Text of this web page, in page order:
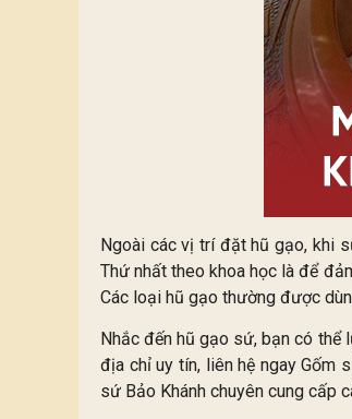
Ngoài các vị trí đặt hũ gạo, khi
Thứ nhất theo khoa học là để
Các loại hũ gạo thường được
Nhắc đến hũ gạo sứ, bạn có thể
địa chỉ uy tín, liên hệ ngay Gốm
sứ Bảo Khánh chuyên cung cấp